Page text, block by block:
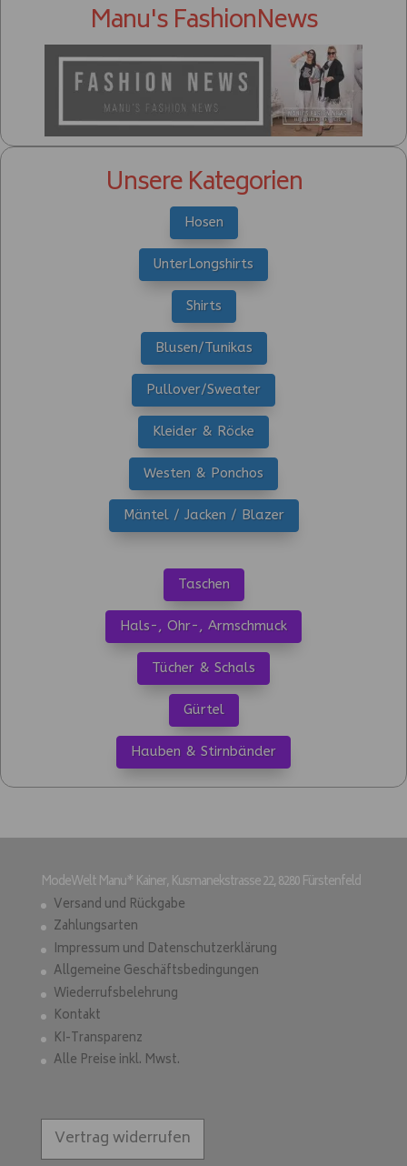
Manu's FashionNews
Unsere Kategorien
Hosen
UnterLongshirts
Shirts
Blusen/Tunikas
Pullover/Sweater
Kleider & Röcke
Westen & Ponchos
Mäntel / Jacken / Blazer
Taschen
Hals-, Ohr-, Armschmuck
Tücher & Schals
Gürtel
Hauben & Stirnbänder
ModeWelt Manu* Kainer, Kusmanekstrasse 22, 8280 Fürstenfeld
Versand und Rückgabe
Zahlungsarten
Impressum und Datenschutzerklärung
Allgemeine Geschäftsbedingungen
Wiederrufsbelehrung
Kontakt
KI-Transparenz
Alle Preise inkl. Mwst.
Vertrag widerrufen